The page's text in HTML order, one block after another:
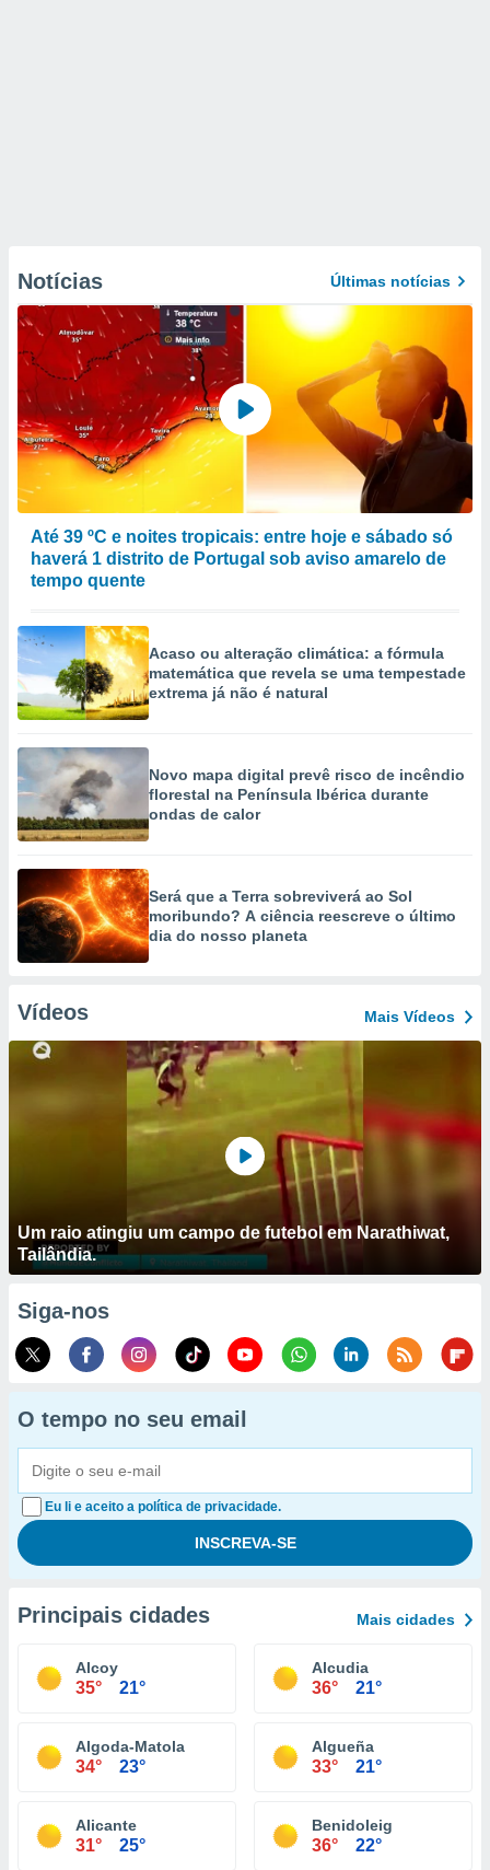
Notícias Últimas notícias
Até 39 ºC e noites tropicais: entre hoje e sábado só
haverá 1 distrito de Portugal sob aviso amarelo de
tempo quente
Acaso ou alteração climática: a fórmula
matemática que revela se uma tempestade
extrema já não é natural
Novo mapa digital prevê risco de incêndio
florestal na Península Ibérica durante
ondas de calor
Será que a Terra sobreviverá ao Sol
moribundo? A ciência reescreve o último
dia do nosso planeta
Vídeos Mais Vídeos
Um raio atingiu um campo de futebol em Narathiwat,
Tailândia.
Siga-nos
O tempo no seu email
Eu li e aceito a política de privacidade.
Principais cidades Mais cidades
Alcoy
35° 21°
Alcudia
36° 21°
Algoda-Matola
34° 23°
Algueña
33° 21°
Alicante
31° 25°
Benidoleig
36° 22°